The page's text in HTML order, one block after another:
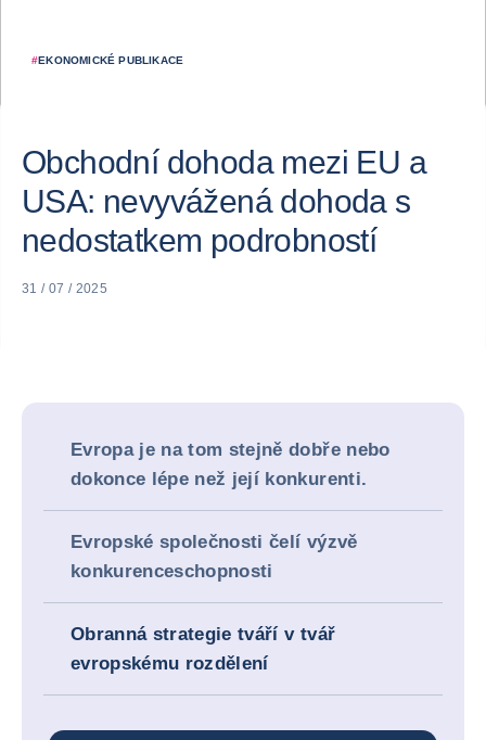
#EKONOMICKÉ PUBLIKACE
Obchodní dohoda mezi EU a
USA: nevyvážená dohoda s
nedostatkem podrobností
31 / 07 / 2025
Evropa je na tom stejně dobře nebo
dokonce lépe než její konkurenti.
Evropské společnosti čelí výzvě
konkurenceschopnosti
Obranná strategie tváří v tvář
evropskému rozdělení